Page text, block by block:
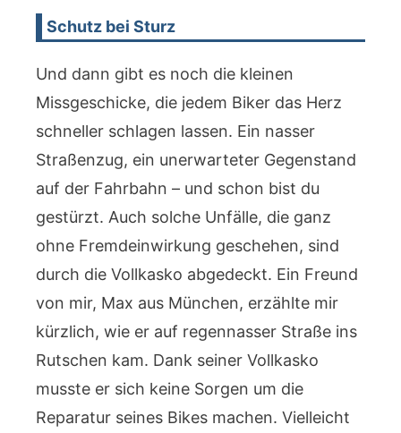
Schutz bei Sturz
Und dann gibt es noch die kleinen
Missgeschicke, die jedem Biker das Herz
schneller schlagen lassen. Ein nasser
Straßenzug, ein unerwarteter Gegenstand
auf der Fahrbahn – und schon bist du
gestürzt. Auch solche Unfälle, die ganz
ohne Fremdeinwirkung geschehen, sind
durch die Vollkasko abgedeckt. Ein Freund
von mir, Max aus München, erzählte mir
kürzlich, wie er auf regennasser Straße ins
Rutschen kam. Dank seiner Vollkasko
musste er sich keine Sorgen um die
Reparatur seines Bikes machen. Vielleicht